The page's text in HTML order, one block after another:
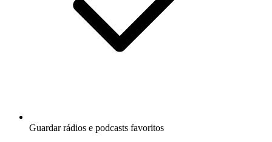
Guardar rádios e podcasts favoritos